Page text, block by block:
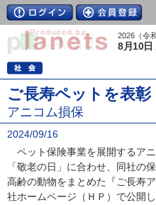
2026（令
8月10日
ご長寿ペットを表彰
アニコム損保
2024/09/16
ペット保険事業を展開するア
「敬老の日」に合わせ、同社の
高齢の動物をまとめた『ご長寿
社ホームページ（ＨＰ）で公開